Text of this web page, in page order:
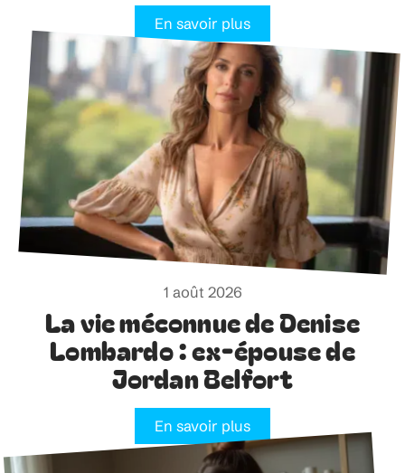
En savoir plus
1 août 2026
La vie méconnue de Denise
Lombardo : ex-épouse de
Jordan Belfort
En savoir plus